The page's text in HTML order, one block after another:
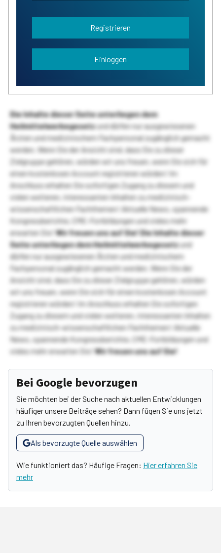
Registrieren
Einloggen
Die Inhalte dieser Seite unterliegen dem
Heilmittelwerbegesetzund dürfen nur ausgewiesenen
Ärzten und medizinischem Fachpersonal zugänglich gemacht
werden. Wenn Sie der Ansicht sind, dass Sie zu dieser
Zielgruppe gehören, würden wir uns freuen, wenn Sie sich für
einen kostenlosen Account registrieren würden! Im
Anschluss erhalten Sie sofortigen Zugang zu diesem und
vielen weiteren, interessanten Inhalten zu medizinisch-
wissenschaftlichen Fachthemen! Aktuelle News, spannende
Kongressberichte, CME-Fortbildungen und vieles mehr
erwarten Sie!Wir freuen uns auf Sie!Die Inhalte dieser
Seite unterliegen dem Heilmittelwerbegesetzund
dürfen nur ausgewiesenen Ärzten und medizinischem
Fachpersonal zugänglich gemacht werden. Wenn Sie der
Ansicht sind, dass Sie zu dieser Zielgruppe gehören, würden
wir uns freuen, wenn Sie sich für einen kostenlosen Account
registrieren würden! Im Anschluss erhalten Sie sofortigen
Zugang zu diesem und vielen weiteren, interessanten Inhalten
zu medizinisch-wissenschaftlichen Fachthemen! Aktuelle
News, spannende Kongressberichte, CME-Fortbildungen und
vieles mehr erwarten Sie!Wir freuen uns auf Sie!
Bei Google bevorzugen
Sie möchten bei der Suche nach aktuellen Entwicklungen
häufiger unsere Beiträge sehen? Dann fügen Sie uns jetzt
zu Ihren bevorzugten Quellen hinzu.
Als bevorzugte Quelle auswählen
Wie funktioniert das? Häufige Fragen: Hier erfahren Sie
mehr